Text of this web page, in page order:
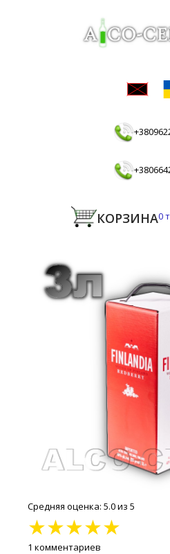
КОРЗИНА0
Средняя оценка: 5.0 из 5
★★★★★
1 комментариев